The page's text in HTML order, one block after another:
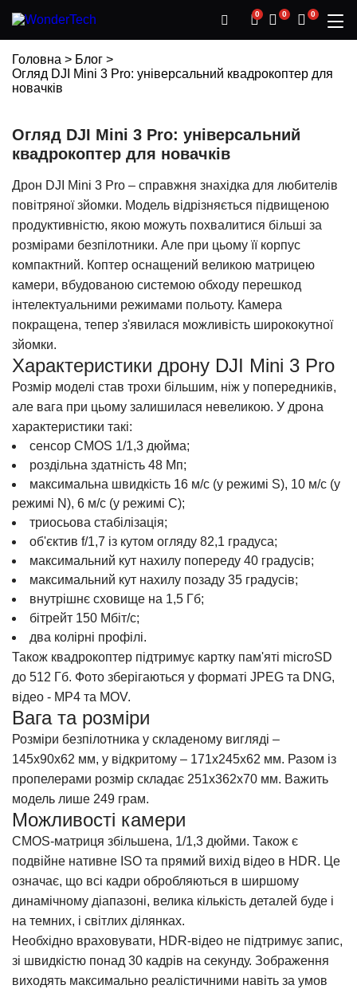
0 0 0
Головна > Блог >
Огляд DJI Mini 3 Pro: універсальний квадрокоптер для
новачків
Огляд DJI Mini 3 Pro: універсальний
квадрокоптер для новачків
Дрон DJI Mini 3 Pro – справжня знахідка для любителів
повітряної зйомки. Модель відрізняється підвищеною
продуктивністю, якою можуть похвалитися більші за
розмірами безпілотники. Але при цьому її корпус
компактний. Коптер оснащений великою матрицею
камери, вбудованою системою обходу перешкод
інтелектуальними режимами польоту. Камера
покращена, тепер з'явилася можливість ширококутної
зйомки.
Характеристики дрону DJI Mini 3 Pro
Розмір моделі став трохи більшим, ніж у попередників,
але вага при цьому залишилася невеликою. У дрона
характеристики такі:
сенсор CМОS 1/1,3 дюйма;
роздільна здатність 48 Мп;
максимальна швидкість 16 м/с (у режимі S), 10 м/с (у
режимі N), 6 м/с (у режимі С);
триосьова стабілізація;
об'єктив f/1,7 із кутом огляду 82,1 градуса;
максимальний кут нахилу попереду 40 градусів;
максимальний кут нахилу позаду 35 градусів;
внутрішнє сховище на 1,5 Гб;
бітрейт 150 Мбіт/с;
два колірні профілі.
Також квадрокоптер підтримує картку пам'яті microSD
до 512 Гб. Фото зберігаються у форматі JPЕG та DNG,
відео - MP4 та MOV.
Вага та розміри
Розміри безпілотника у складеному вигляді –
145х90х62 мм, у відкритому – 171х245х62 мм. Разом із
пропелерами розмір складає 251х362х70 мм. Важить
модель лише 249 грам.
Можливості камери
СМОS-матриця збільшена, 1/1,3 дюйми. Також є
подвійне нативне ISO та прямий вихід відео в HDR. Це
означає, що всі кадри обробляються в ширшому
динамічному діапазоні, велика кількість деталей буде і
на темних, і світлих ділянках.
Необхідно враховувати, HDR-відео не підтримує запис,
зі швидкістю понад 30 кадрів на секунду. Зображення
виходять максимально реалістичними навіть за умов